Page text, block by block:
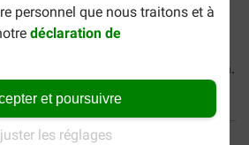
personnel que nous traitons et à
déclaration de
et poursuivre
les réglages
Royal Canin Adult Chihuahua...
Frais de port offerts dès